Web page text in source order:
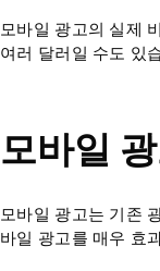
모바일 광고의 실제
여러 달러일 수도 있
모바일
모바일 광고는 기존
바일 광고를 매우 효